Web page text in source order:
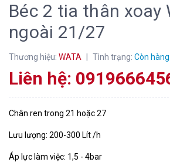
Béc 2 tia thân xoay
ngoài 21/27
Thương hiệu: WATA Tình trạng: Còn hàng
Liên hệ:
Chân ren trong 21 hoặc 27
Lưu lượng: 200-300 Lít /h
Áp lực làm việc: 1,5 - 4bar